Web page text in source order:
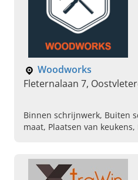
Woodworks
Fleternalaan 7,
Binnen schrijnwerk, Buiten
maat, Plaatsen van
poolhouses